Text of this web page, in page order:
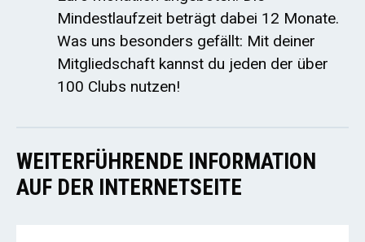
Mindestlaufzeit beträgt dabei 12 Monate.
Was uns besonders gefällt: Mit deiner
Mitgliedschaft kannst du jeden der über
100 Clubs nutzen!
WEITERFÜHRENDE INFORMATION
AUF DER INTERNETSEITE